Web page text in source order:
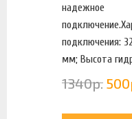
надежное
подключения:
мм; Высота
1340р. 500